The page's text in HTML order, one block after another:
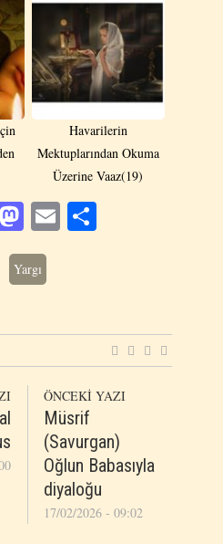
Havarilerin
Mektuplarından Okuma
Üzerine Vaaz(19)
Mastodon
Email
Yargı
ÖNCEKİ YAZI
Müsrif
(Savurgan)
Oğlun Babasıyla
diyaloğu
17/02/2026 - 09:02